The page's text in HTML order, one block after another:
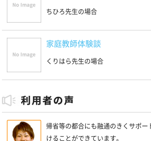
ちひろ先生の場合
家庭教師体験談
くりはら先生の場合
帰省等の都合にも融通のきくサポー
けることができています。